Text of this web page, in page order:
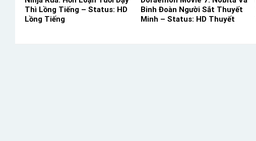
Thì Lồng Tiếng – Status: HD
Lồng Tiếng
Binh Đoàn Người Sắt Thuyết
Minh – Status: HD Thuyết